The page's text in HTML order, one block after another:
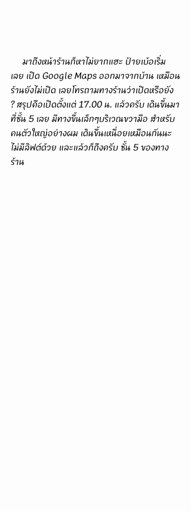
     มาถึงหน้าร้านก็หาไม่ยากแฮะ ป้ายเบ้อเริ่ม
เลย เปิด Google Maps ออกมาจากบ้าน เหมือน
ร้านยังไม่เปิด เลยโทรถามทางร้านว่าเปิดหรือยัง
? สรุปคือเปิดตั้งแต่ 17.00 น. แล้วครับ เดินขึ้นมา
ที่ชั้น 5 เลย มีทางขึ้นเล็กๆบริเวณขวามือ สำหรับ
คนตัวใหญ่อย่างผม เดินขึ้นเหนื่อยเหมือนกันนะ
ไม่มีลิฟต์ด้วย และแล้วก็ถึงครับ ชั้น 5 ของทาง
ร้าน